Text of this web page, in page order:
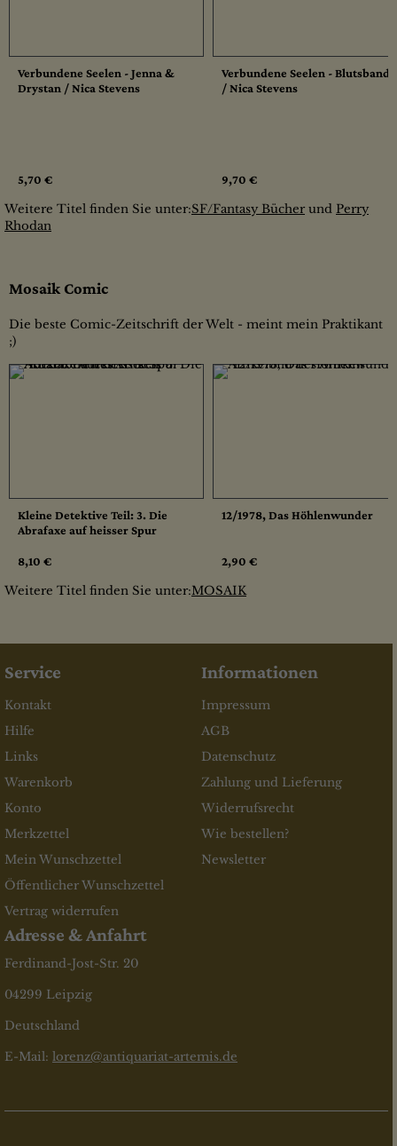
Verbundene Seelen - Jenna &
Drystan / Nica Stevens
5,70 €
Verbundene Seelen - Blutsbande
/ Nica Stevens
9,70 €
Weitere Titel finden Sie unter:SF/Fantasy Bücher und Perry
Rhodan
Mosaik Comic
Die beste Comic-Zeitschrift der Welt - meint mein Praktikant
;)
Kleine Detektive Teil: 3. Die
Abrafaxe auf heisser Spur
8,10 €
12/1978, Das Höhlenwunder
2,90 €
Weitere Titel finden Sie unter:MOSAIK
Service
Kontakt
Hilfe
Links
Warenkorb
Konto
Merkzettel
Mein Wunschzettel
Öffentlicher Wunschzettel
Vertrag widerrufen
Informationen
Impressum
AGB
Datenschutz
Zahlung und Lieferung
Widerrufsrecht
Wie bestellen?
Newsletter
Adresse & Anfahrt
Ferdinand-Jost-Str. 20
04299 Leipzig
Deutschland
E-Mail: lorenz@antiquariat-artemis.de